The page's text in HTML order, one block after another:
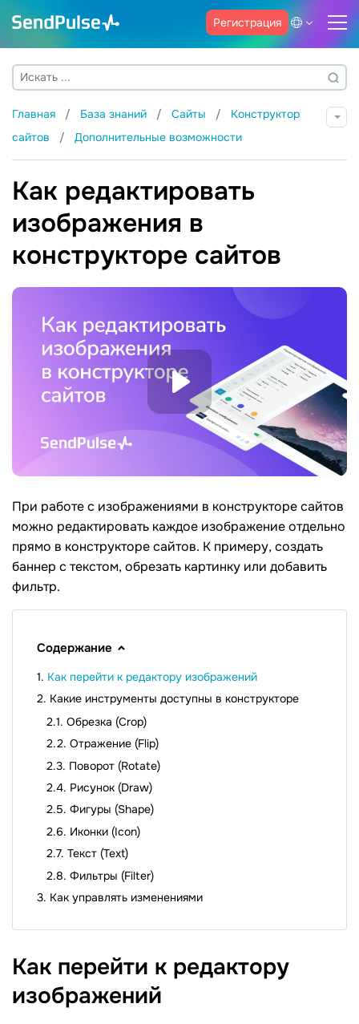
Регистрация
Главная База знаний Сайты
Конструктор
сайтов
Дополнительные возможности
Как редактировать
изображения в
конструкторе сайтов
При работе с изображениями в конструкторе сайтов
можно редактировать каждое изображение отдельно
прямо в конструкторе сайтов. К примеру, создать
баннер с текстом, обрезать картинку или добавить
фильтр.
Содержание
Как перейти к редактору изображений
Какие инструменты доступны в конструкторе
Обрезка (Crop)
Отражение (Flip)
Поворот (Rotate)
Рисунок (Draw)
Фигуры (Shape)
Иконки (Icon)
Текст (Text)
Фильтры (Filter)
Как управлять изменениями
Как перейти к редактору
изображений